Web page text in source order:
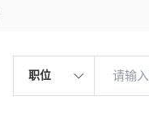
职位